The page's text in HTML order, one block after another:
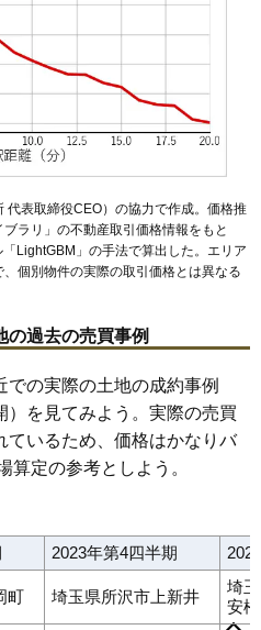
万円
万円 1,870万円
万円 1,556万円
万円 1,564万円
万円
万円 1,330万円 7.4%
万円 1,374万円 9.9%
万円 1,706万円 13.5%
万円 2,013万円 21.5%
万円 1,020万円 -5.5%
万円 1,404万円 3.3%
万円 1,593万円
万円
万円 2,016万円 -0.7%
万円 1,116万円 -5.9%
万円 404万円 -13.9%
表取締役CEO）の協力で作成。価格推
ラリ 」の不動産取引価格情報をもと
LightGBM」の手法で算出した。エリア
個別物件の実際の取引価格とは異なる
の過去の売買事例
の実際の土地の成約事例
）を見てみよう。実際の売買
ているため、価格はかなりバ
算定の参考としよう。
2023年第4四半期
町 埼玉県所沢市上新井
埼
安松
岩岡 北所沢町北中北野